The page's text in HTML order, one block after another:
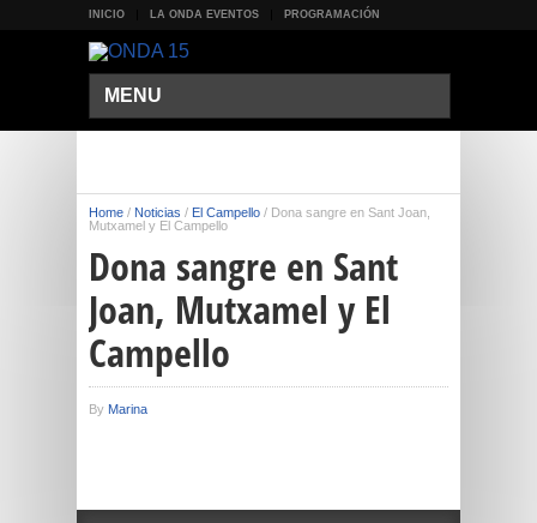
INICIO LA ONDA EVENTOS PROGRAMACIÓN
MENU
Home / Noticias / El Campello / Dona sangre en Sant Joan,
Mutxamel y El Campello
Dona sangre en Sant
Joan, Mutxamel y El
Campello
By Marina